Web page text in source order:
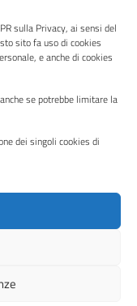
sulla Privacy, ai sensi del
sito fa uso di cookies
e anche di cookies
se potrebbe limitare la
dei singoli cookies di